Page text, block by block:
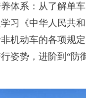
体系：从了解单
习《中华人民共
机动车的各项规
姿势，进阶到“防